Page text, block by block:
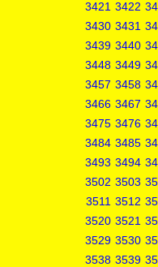
3421 3422
3430 3431
3439 3440
3448 3449
3457 3458
3466 3467
3475 3476
3484 3485
3493 3494
3502 3503
3511 3512
3520 3521
3529 3530
3538 3539